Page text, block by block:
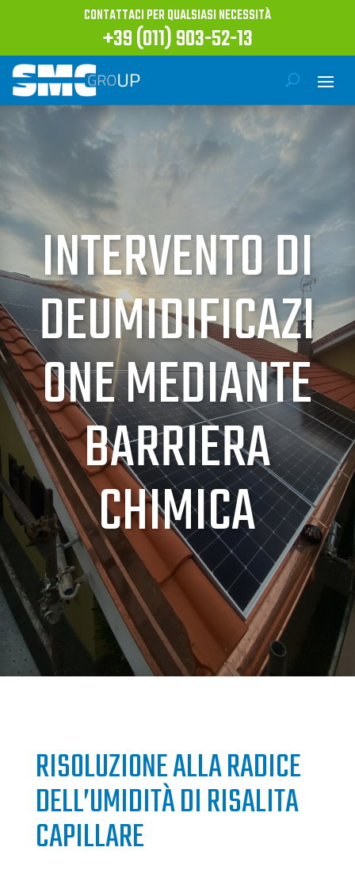
CONTATTACI PER QUALSIASI NECESSITÀ
+39 (011) 903-52-13
INTERVENTO DI
DEUMIDIFICAZI
ONE MEDIANTE
BARRIERA
CHIMICA
RISOLUZIONE ALLA RADICE
DELL’UMIDITÀ DI RISALITA
CAPILLARE